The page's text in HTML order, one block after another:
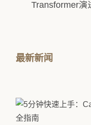
Transformer演
最新新闻